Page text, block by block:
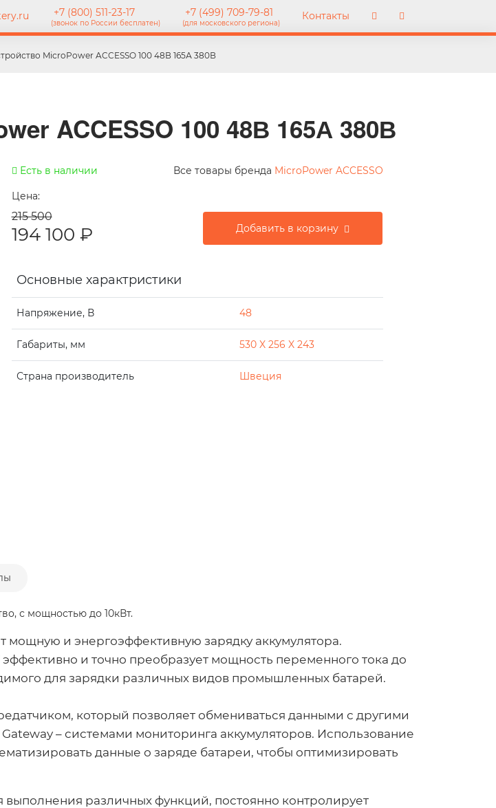
+7 (800) 511-23-17
(звонок по России бесплатен)
+7 (499) 709-79-81
(для московского региона)
Контакты
MicroPower ACCESSO 100 48В 165А 380В
ACCESSO 100 48В 165А 380В
Есть в наличии Все товары бренда MicroPower ACCESSO
Цена:
215 500
194 100 ₽ Добавить в корзину
Основные характристики
Напряжение, В 48
Габариты, мм 530 X 256 X 243
Страна производитель Швеция
с мощностью до 10кВт.
мощную и энергоэффективную зарядку аккумулятора.
и точно преобразует мощность переменного тока до
для зарядки различных видов промышленных батарей.
который позволяет обмениваться данными с другими
– системами мониторинга аккумуляторов. Использование
данные о заряде батареи, чтобы оптимизировать
выполнения различных функций, постоянно контролирует